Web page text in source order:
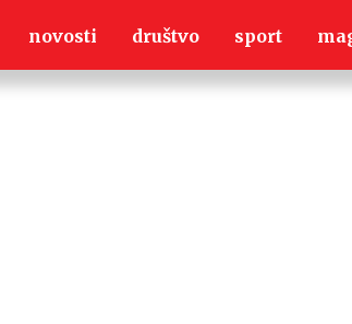
novosti društvo sport